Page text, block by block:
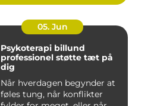
05. Jun
Psykoterapi billund
professionel støtte tæt på
dig
Når hverdagen begynder at
føles tung, når konflikter